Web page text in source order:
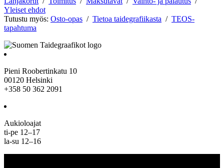
Yleiset ehdot
Tutustu myös: Osto-opas / Tietoa taidegrafiikasta / TEOS-
tapahtuma
Pieni Roobertinkatu 10
00120 Helsinki
+358 50 362 2091
Aukioloajat
ti-pe 12–17
la-su 12–16